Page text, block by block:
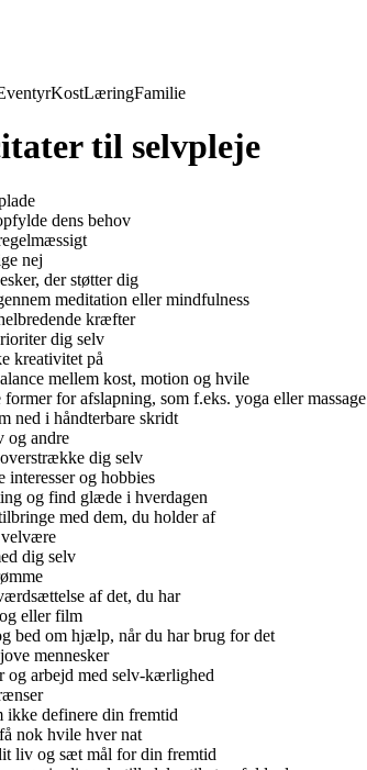
KostLæringFamilie
til selvpleje
dens behov
nej
der støtter dig
meditation eller mindfulness
kræfter
dig selv
kreativitet på
mellem kost, motion og hvile
for afslapning, som f.eks. yoga eller massage
ned i håndterbare skridt
og andre
dig selv
og hobbies
og find glæde i hverdagen
med dem, du holder af
velvære
dig selv
af det, du har
eller film
bed om hjælp, når du har brug for det
mennesker
og arbejd med selv-kærlighed
definere din fremtid
nok hvile hver nat
liv og sæt mål for din fremtid